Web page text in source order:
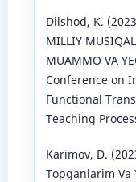
Dilshod, K.
MILLIY
MUAMMO VA
Conference on
Functional
Teaching
Karimov, D.
Topganlarim